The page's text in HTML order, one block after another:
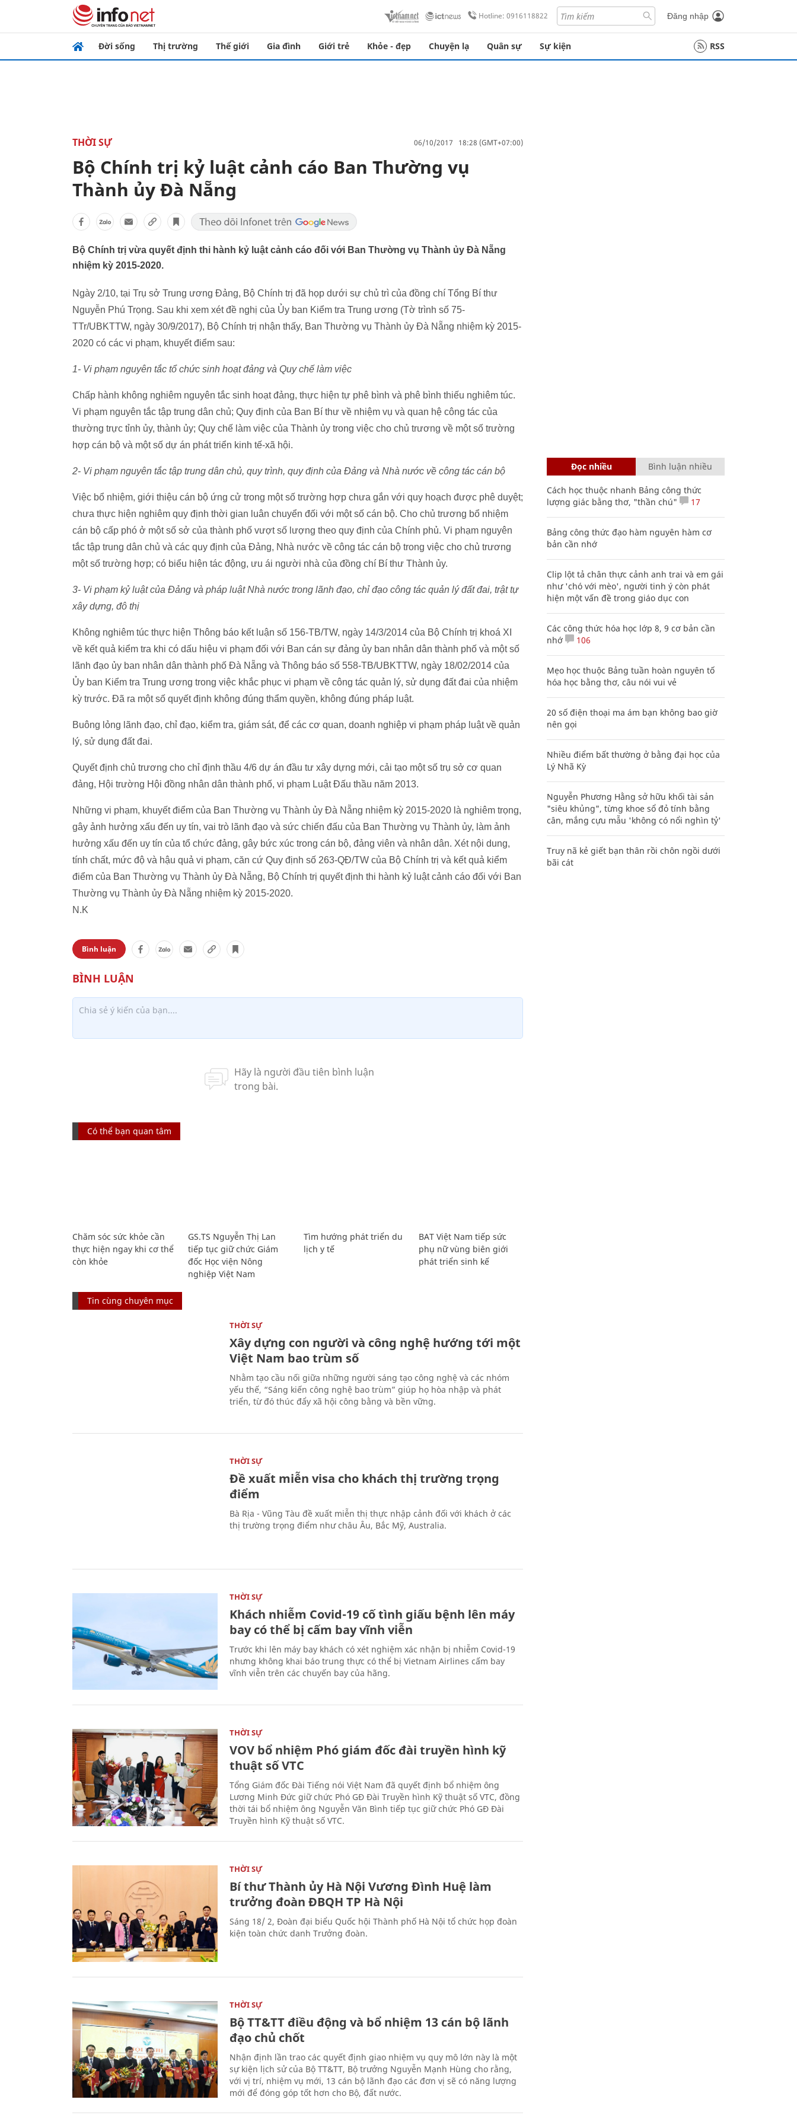
Hotline: 0916118822 Đăng nhập
Đời sống Thị trường Thế giới Gia đình Giới trẻ Khỏe - đẹp Chuyện lạ Quân sự Sự kiện RSS
THỜI SỰ 06/10/2017 18:28 (GMT+07:00)
Bộ Chính trị kỷ luật cảnh cáo Ban Thường vụ
Thành ủy Đà Nẵng
Bộ Chính trị vừa quyết định thi hành kỷ luật cảnh cáo đối với Ban Thường vụ Thành ủy Đà Nẵng
nhiệm kỳ 2015-2020.
Ngày 2/10, tại Trụ sở Trung ương Đảng, Bộ Chính trị đã họp dưới sự chủ trì của đồng chí Tổng Bí thư
Nguyễn Phú Trọng. Sau khi xem xét đề nghị của Ủy ban Kiểm tra Trung ương (Tờ trình số 75-
TTr/UBKTTW, ngày 30/9/2017), Bộ Chính trị nhận thấy, Ban Thường vụ Thành ủy Đà Nẵng nhiệm kỳ 2015-
2020 có các vi phạm, khuyết điểm sau:
1- Vi phạm nguyên tắc tổ chức sinh hoạt đảng và Quy chế làm việc
Chấp hành không nghiêm nguyên tắc sinh hoạt đảng, thực hiện tự phê bình và phê bình thiếu nghiêm túc.
Vi phạm nguyên tắc tập trung dân chủ; Quy định của Ban Bí thư về nhiệm vụ và quan hệ công tác của
thường trực tỉnh ủy, thành ủy; Quy chế làm việc của Thành ủy trong việc cho chủ trương về một số trường
hợp cán bộ và một số dự án phát triển kinh tế-xã hội.
2- Vi phạm nguyên tắc tập trung dân chủ, quy trình, quy định của Đảng và Nhà nước về công tác cán bộ
Việc bổ nhiệm, giới thiệu cán bộ ứng cử trong một số trường hợp chưa gắn với quy hoạch được phê duyệt;
chưa thực hiện nghiêm quy định thời gian luân chuyển đối với một số cán bộ. Cho chủ trương bổ nhiệm
cán bộ cấp phó ở một số sở của thành phố vượt số lượng theo quy định của Chính phủ. Vi phạm nguyên
tắc tập trung dân chủ và các quy định của Đảng, Nhà nước về công tác cán bộ trong việc cho chủ trương
một số trường hợp; có biểu hiện tác động, ưu ái người nhà của đồng chí Bí thư Thành ủy.
3- Vi phạm kỷ luật của Đảng và pháp luật Nhà nước trong lãnh đạo, chỉ đạo công tác quản lý đất đai, trật tự
xây dựng, đô thị
Không nghiêm túc thực hiện Thông báo kết luận số 156-TB/TW, ngày 14/3/2014 của Bộ Chính trị khoá XI
về kết quả kiểm tra khi có dấu hiệu vi phạm đối với Ban cán sự đảng ủy ban nhân dân thành phố và một số
lãnh đạo ủy ban nhân dân thành phố Đà Nẵng và Thông báo số 558-TB/UBKTTW, ngày 18/02/2014 của
Ủy ban Kiểm tra Trung ương trong việc khắc phục vi phạm về công tác quản lý, sử dụng đất đai của nhiệm
kỳ trước. Đã ra một số quyết định không đúng thẩm quyền, không đúng pháp luật.
Buông lỏng lãnh đạo, chỉ đạo, kiểm tra, giám sát, để các cơ quan, doanh nghiệp vi phạm pháp luật về quản
lý, sử dụng đất đai.
Quyết định chủ trương cho chỉ định thầu 4/6 dự án đầu tư xây dựng mới, cải tạo một số trụ sở cơ quan
đảng, Hội trường Hội đồng nhân dân thành phố, vi phạm Luật Đấu thầu năm 2013.
Những vi phạm, khuyết điểm của Ban Thường vụ Thành ủy Đà Nẵng nhiệm kỳ 2015-2020 là nghiêm trọng,
gây ảnh hưởng xấu đến uy tín, vai trò lãnh đạo và sức chiến đấu của Ban Thường vụ Thành ủy, làm ảnh
hưởng xấu đến uy tín của tổ chức đảng, gây bức xúc trong cán bộ, đảng viên và nhân dân. Xét nội dung,
tính chất, mức độ và hậu quả vi phạm, căn cứ Quy định số 263-QĐ/TW của Bộ Chính trị và kết quả kiểm
điểm của Ban Thường vụ Thành ủy Đà Nẵng, Bộ Chính trị quyết định thi hành kỷ luật cảnh cáo đối với Ban
Thường vụ Thành ủy Đà Nẵng nhiệm kỳ 2015-2020.
N.K
Bình luận
Có thể bạn quan tâm
Chăm sóc sức khỏe cần
thực hiện ngay khi cơ thể
còn khỏe
GS.TS Nguyễn Thị Lan
tiếp tục giữ chức Giám
đốc Học viện Nông
nghiệp Việt Nam
Tìm hướng phát triển du
lịch y tế
BAT Việt Nam tiếp sức
phụ nữ vùng biên giới
phát triển sinh kế
Tin cùng chuyên mục
THỜI SỰ
Xây dựng con người và công nghệ hướng tới một
Việt Nam bao trùm số
Nhằm tạo cầu nối giữa những người sáng tạo công nghệ và các nhóm
yếu thế, “Sáng kiến công nghệ bao trùm” giúp họ hòa nhập và phát
triển, từ đó thúc đẩy xã hội công bằng và bền vững.
THỜI SỰ
Đề xuất miễn visa cho khách thị trường trọng
điểm
Bà Rịa - Vũng Tàu đề xuất miễn thị thực nhập cảnh đối với khách ở các
thị trường trọng điểm như châu Âu, Bắc Mỹ, Australia.
THỜI SỰ
Khách nhiễm Covid-19 cố tình giấu bệnh lên máy
bay có thể bị cấm bay vĩnh viễn
Trước khi lên máy bay khách có xét nghiệm xác nhận bị nhiễm Covid-19
nhưng không khai báo trung thực có thể bị Vietnam Airlines cấm bay
vĩnh viễn trên các chuyến bay của hãng.
THỜI SỰ
VOV bổ nhiệm Phó giám đốc đài truyền hình kỹ
thuật số VTC
Tổng Giám đốc Đài Tiếng nói Việt Nam đã quyết định bổ nhiệm ông
Lương Minh Đức giữ chức Phó GĐ Đài Truyền hình Kỹ thuật số VTC, đồng
thời tái bổ nhiệm ông Nguyễn Văn Bình tiếp tục giữ chức Phó GĐ Đài
Truyền hình Kỹ thuật số VTC.
THỜI SỰ
Bí thư Thành ủy Hà Nội Vương Đình Huệ làm
trưởng đoàn ĐBQH TP Hà Nội
Sáng 18/ 2, Đoàn đại biểu Quốc hội Thành phố Hà Nội tổ chức họp đoàn
kiện toàn chức danh Trưởng đoàn.
THỜI SỰ
Bộ TT&TT điều động và bổ nhiệm 13 cán bộ lãnh
đạo chủ chốt
Nhận định lần trao các quyết định giao nhiệm vụ quy mô lớn này là một
sự kiện lịch sử của Bộ TT&TT, Bộ trưởng Nguyễn Mạnh Hùng cho rằng,
với vị trí, nhiệm vụ mới, 13 cán bộ lãnh đạo các đơn vị sẽ có năng lượng
mới để đóng góp tốt hơn cho Bộ, đất nước.
Đọc nhiều Bình luận nhiều
Cách học thuộc nhanh Bảng công thức
lượng giác bằng thơ, "thần chú"
17
Bảng công thức đạo hàm nguyên hàm cơ
bản cần nhớ
Clip lột tả chân thực cảnh anh trai và em gái
như 'chó với mèo', người tinh ý còn phát
hiện một vấn đề trong giáo dục con
Các công thức hóa học lớp 8, 9 cơ bản cần
nhớ
106
Mẹo học thuộc Bảng tuần hoàn nguyên tố
hóa học bằng thơ, câu nói vui vẻ
20 số điện thoại ma ám bạn không bao giờ
nên gọi
Nhiều điểm bất thường ở bằng đại học của
Lý Nhã Kỳ
Nguyễn Phương Hằng sở hữu khối tài sản
"siêu khủng", từng khoe sổ đỏ tính bằng
cân, mắng cựu mẫu 'không có nổi nghìn tỷ'
Truy nã kẻ giết bạn thân rồi chôn ngồi dưới
bãi cát